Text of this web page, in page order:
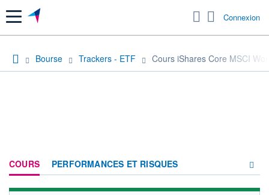
Menu Connexion
Bourse Trackers - ETF Cours iShares Core MSCI
COURS PERFORMANCES ET RISQUES